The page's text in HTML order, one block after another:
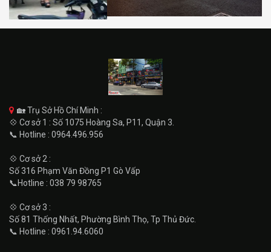
🏡 Trụ Sở Hồ Chí Minh :
💠 Cơ sở 1 : Số 1075 Hoàng Sa, P11, Quận 3.
📞 Hotline : 0964.496.956
💠 Cơ sở 2 :
Số 316 Phạm Văn Đồng P1 Gò Vấp
📞Hotline : 038 79 98765
💠 Cơ sở 3 :
Số 81 Thống Nhất, Phường Bình Thọ, Tp Thủ Đức.
📞 Hotline : 0961.94.6060